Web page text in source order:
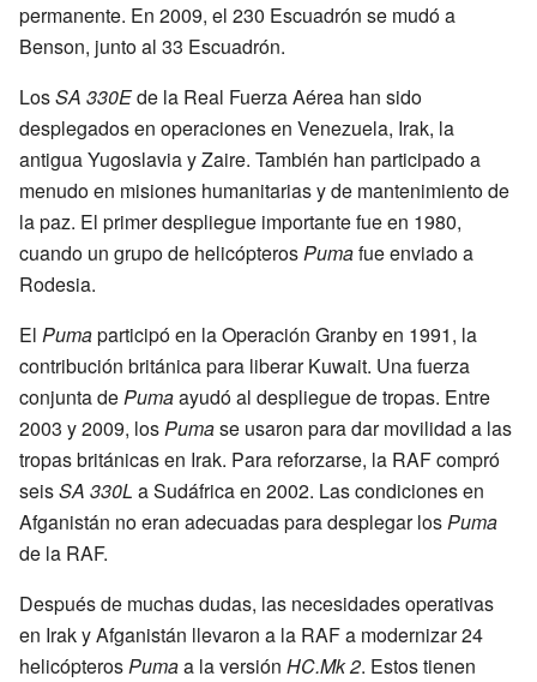
permanente. En 2009, el 230 Escuadrón se mudó a
Benson, junto al 33 Escuadrón.
LosSA 330Ede la Real Fuerza Aérea han sido
desplegados en operaciones en Venezuela, Irak, la
antigua Yugoslavia y Zaire. También han participado a
menudo en misiones humanitarias y de mantenimiento de
la paz. El primer despliegue importante fue en 1980,
cuando un grupo de helicópterosPumafue enviado a
Rodesia.
El Pumaparticipó en la Operación Granby en 1991, la
contribución británica para liberar Kuwait. Una fuerza
conjunta dePumaayudó al despliegue de tropas. Entre
2003 y 2009, losPumase usaron para dar movilidad a las
tropas británicas en Irak. Para reforzarse, la RAF compró
seisSA 330L a Sudáfrica en 2002. Las condiciones en
Afganistán no eran adecuadas para desplegar losPuma
de la RAF.
Después de muchas dudas, las necesidades operativas
en Irak y Afganistán llevaron a la RAF a modernizar 24
helicópterosPumaa la versión HC.Mk 2. Estos tienen